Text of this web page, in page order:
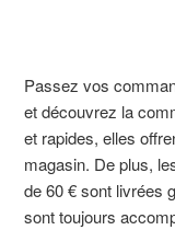
Passez vos
et découvrez la
et rapides, elles
magasin. De plus,
de 60 € sont livrées
sont toujours